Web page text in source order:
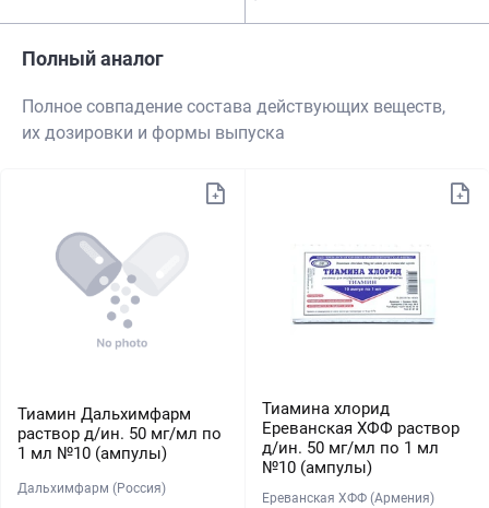
Полный аналог
Полное совпадение состава действующих веществ,
их дозировки и формы выпуска
Тиамин Дальхимфарм
раствор д/ин. 50 мг/мл по
1 мл №10 (ампулы)
Дальхимфарм (Россия)
Тиамина хлорид
Ереванская ХФФ раствор
д/ин. 50 мг/мл по 1 мл
№10 (ампулы)
Ереванская ХФФ (Армения)